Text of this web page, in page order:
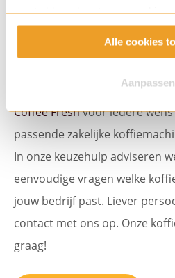
gaat akkoord met onze cookies
gebruiken.
Alle cookies
Aanpassen
koffievoorziening. Van
espressomachines tot aan
ruime assortiment A-merken
Coffee Freshvoor iedere
passende zakelijke
In onze keuzehulp adviseren
eenvoudige vragen welke
jouw bedrijf past. Liever
contact met ons op. Onze
graag!